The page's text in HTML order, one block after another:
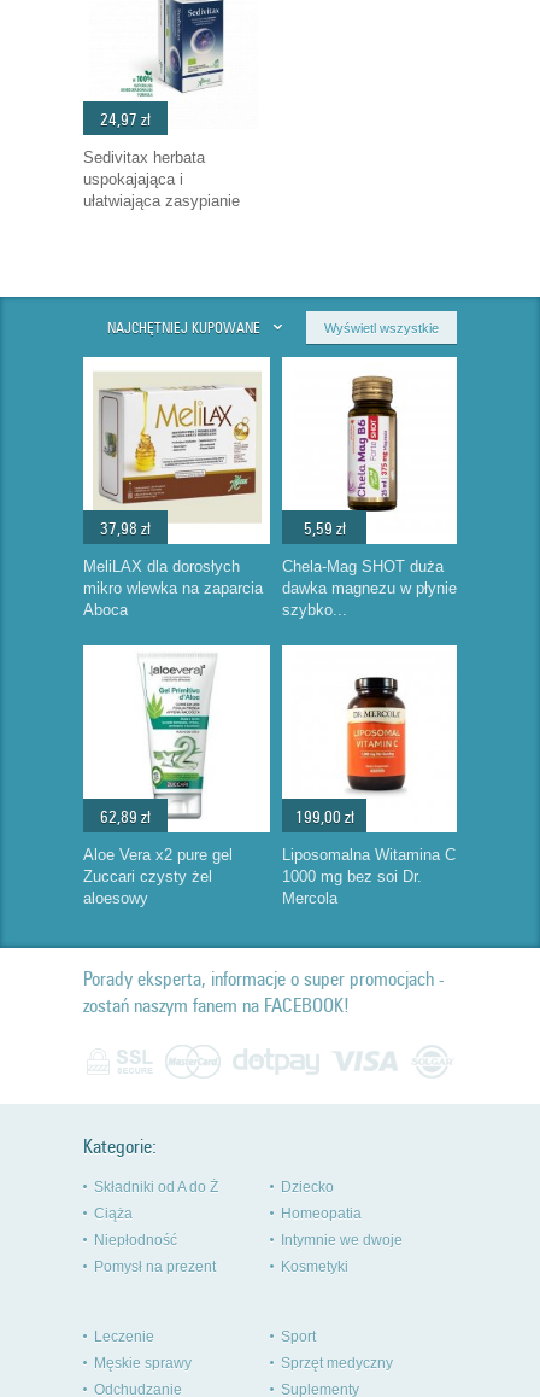
24,97 zł
Sedivitax herbata
uspokajająca i
ułatwiająca zasypianie
NAJCHĘTNIEJ KUPOWANE Wyświetl wszystkie
37,98 zł
MeliLAX dla dorosłych
mikro wlewka na zaparcia
Aboca
5,59 zł
Chela-Mag SHOT duża
dawka magnezu w płynie
szybko...
62,89 zł
Aloe Vera x2 pure gel
Zuccari czysty żel
aloesowy
199,00 zł
Liposomalna Witamina C
1000 mg bez soi Dr.
Mercola
Porady eksperta, informacje o super promocjach -
zostań naszym fanem na FACEBOOK!
Kategorie:
Składniki od A do Ż
Ciąża
Niepłodność
Pomysł na prezent
Dziecko
Homeopatia
Intymnie we dwoje
Kosmetyki
Leczenie
Męskie sprawy
Odchudzanie
Sport
Sprzęt medyczny
Suplementy